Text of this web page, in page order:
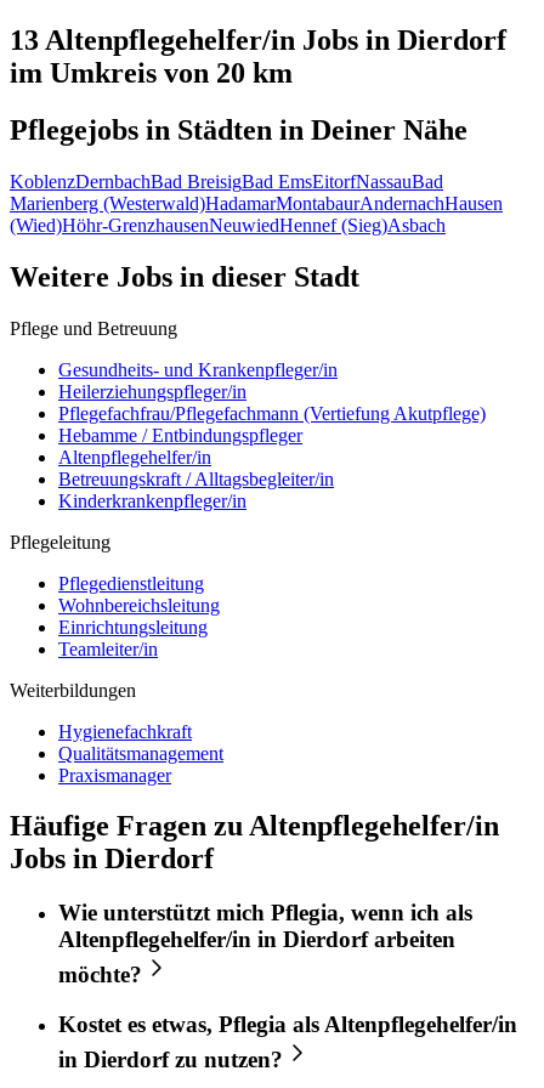
13 Altenpflegehelfer/in Jobs in Dierdorf
im Umkreis von 20 km
Pflegejobs in Städten in Deiner Nähe
KoblenzDernbachBad BreisigBad EmsEitorfNassauBad
Marienberg (Westerwald)HadamarMontabaurAndernachHausen
(Wied)Höhr-GrenzhausenNeuwiedHennef (Sieg)Asbach
Weitere Jobs in dieser Stadt
Pflege und Betreuung
Gesundheits- und Krankenpfleger/in
Heilerziehungspfleger/in
Pflegefachfrau/Pflegefachmann (Vertiefung Akutpflege)
Hebamme / Entbindungspfleger
Altenpflegehelfer/in
Betreuungskraft / Alltagsbegleiter/in
Kinderkrankenpfleger/in
Pflegeleitung
Pflegedienstleitung
Wohnbereichsleitung
Einrichtungsleitung
Teamleiter/in
Weiterbildungen
Hygienefachkraft
Qualitätsmanagement
Praxismanager
Häufige Fragen zu Altenpflegehelfer/in
Jobs in Dierdorf
Wie unterstützt mich Pflegia, wenn ich als
Altenpflegehelfer/in in Dierdorfarbeiten
möchte?
Kostet es etwas, Pflegia als Altenpflegehelfer/in
in Dierdorfzu nutzen?